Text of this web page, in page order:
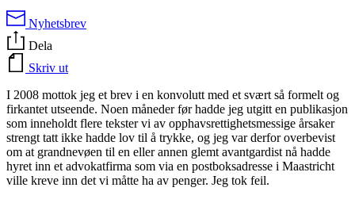
Nyhetsbrev
Dela
Skriv ut
I 2008 mottok jeg et brev i en konvolutt med et svært så formelt og
firkantet utseende. Noen måneder før hadde jeg utgitt en publikasjon
som inneholdt flere tekster vi av opphavsrettighetsmessige årsaker
strengt tatt ikke hadde lov til å trykke, og jeg var derfor overbevist
om at grandnevøen til en eller annen glemt avantgardist nå hadde
hyret inn et advokatfirma som via en postboksadresse i Maastricht
ville kreve inn det vi måtte ha av penger. Jeg tok feil.